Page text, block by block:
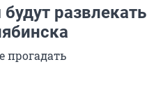
развлекать
прогадать